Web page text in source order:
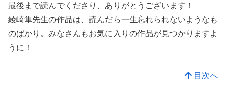
最後まで読んでくださり、ありがとうございます！
綾崎隼先生の作品は、読んだら一生忘れられないようなも
のばかり。みなさんもお気に入りの作品が見つかりますよ
うに！
目次へ